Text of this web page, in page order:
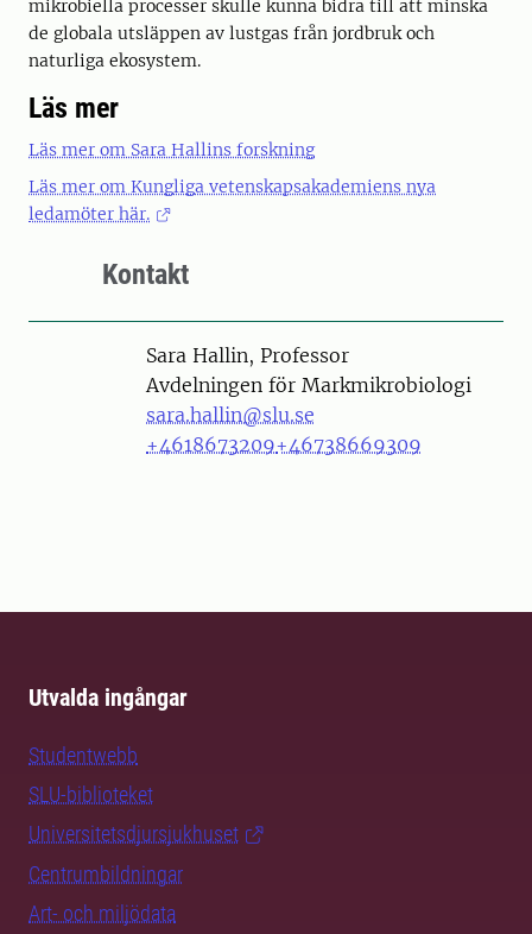
mikrobiella processer skulle kunna bidra till att minska
de globala utsläppen av lustgas från jordbruk och
naturliga ekosystem.
Läs mer
Läs mer om Sara Hallins forskning
Läs mer om Kungliga vetenskapsakademiens nya
ledamöter här.
Kontakt
PersonSara Hallin, Professor
Avdelningen för Markmikrobiologi
sara.hallin@slu.se
+4618673209+46738669309
Utvalda ingångar
Studentwebb
SLU-biblioteket
Universitetsdjursjukhuset
Centrumbildningar
Art- och miljödata